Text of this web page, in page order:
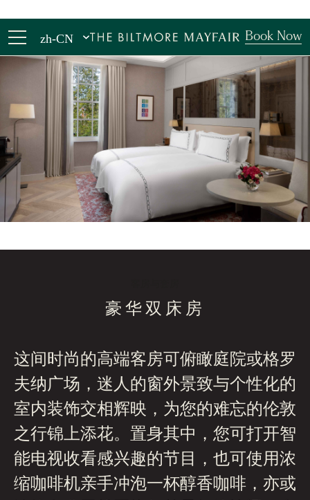
zh-CN Book Now
豪华双床房
这间时尚的高端客房可俯瞰庭院或格罗
夫纳广场，迷人的窗外景致与个性化的
室内装饰交相辉映，为您的难忘的伦敦
之行锦上添花。置身其中，您可打开智
能电视收看感兴趣的节目，也可使用浓
缩咖啡机亲手冲泡一杯醇香咖啡，亦或